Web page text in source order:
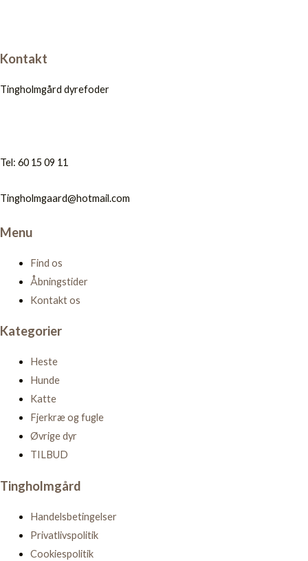
Kontakt
Tingholmgård dyrefoder
Tel: 60 15 09 11
Tingholmgaard@hotmail.com
Menu
Find os
Åbningstider
Kontakt os
Kategorier
Heste
Hunde
Katte
Fjerkræ og fugle
Øvrige dyr
TILBUD
Tingholmgård
Handelsbetingelser
Privatlivspolitik
Cookiespolitik